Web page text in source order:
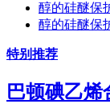
醇的硅醚保
醇的硅醚保
特别推荐
巴顿碘乙